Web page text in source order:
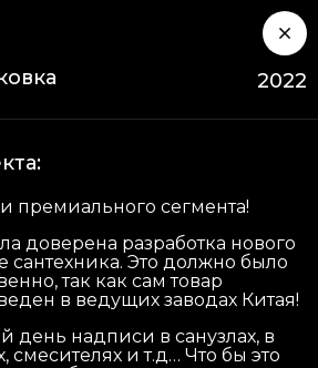
2022
премиального сегмента!
доверена разработка нового
сантехника. Это должно было
так как сам товар
в ведущих заводах Китая!
надписи в санузлах, в
смесителях и т.д… Что бы это